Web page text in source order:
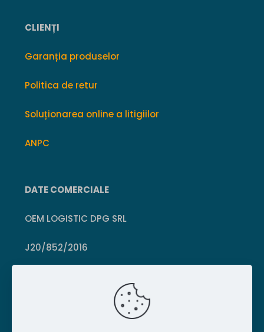
CLIENȚI
Garanția produselor
Politica de retur
Soluționarea online a litigiilor
ANPC
DATE COMERCIALE
OEM LOGISTIC DPG SRL
J20/852/2016
Crișcior, Hunedoara